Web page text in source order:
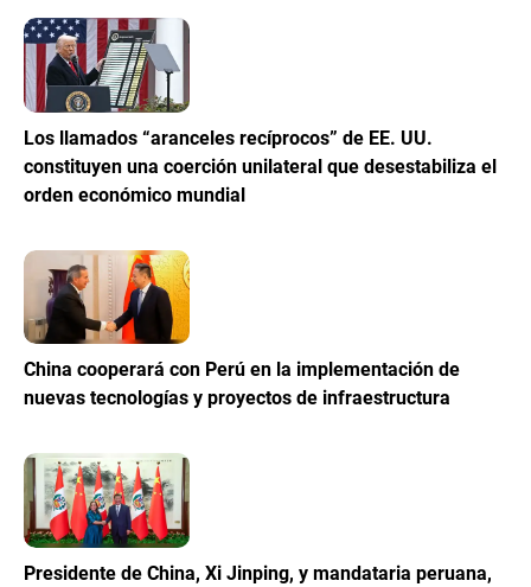
Los llamados “aranceles recíprocos” de EE. UU.
constituyen una coerción unilateral que desestabiliza el
orden económico mundial
China cooperará con Perú en la implementación de
nuevas tecnologías y proyectos de infraestructura
Presidente de China, Xi Jinping, y mandataria peruana,